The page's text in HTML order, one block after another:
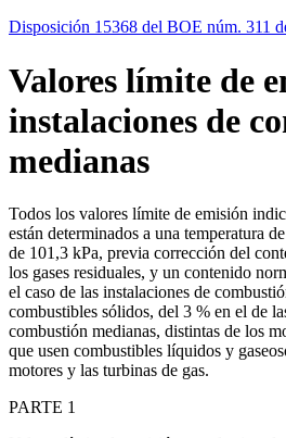
Disposición 15368 del BOE núm. 311
Valores límite de
instalaciones de
medianas
Todos los valores límite de emisión
están determinados a una temperatura
de 101,3 kPa, previa corrección del
los gases residuales, y un contenido
el caso de las instalaciones de
combustibles sólidos, del 3 % en el de
combustión medianas, distintas de los
que usen combustibles líquidos y
motores y las turbinas de gas.
PARTE 1